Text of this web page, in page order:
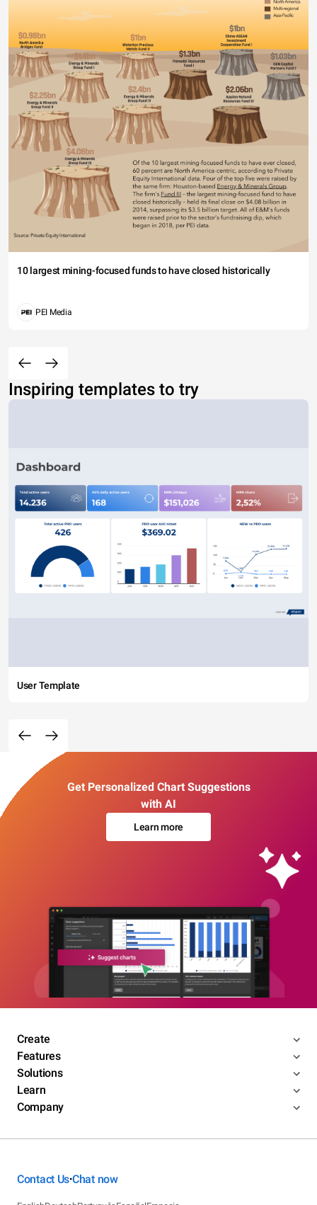
10 largest mining-focused funds to have closed historically
PEI Media
Inspiring templates to try
User Template
Get Personalized Chart Suggestions
with AI
Learn more
Create
Features
Solutions
Learn
Company
Contact Us•Chat now